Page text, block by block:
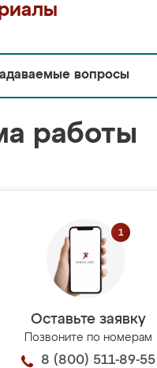
вопросы
работы
Оставьте заявку
Позвоните по номерам
8 (800) 511-89-55